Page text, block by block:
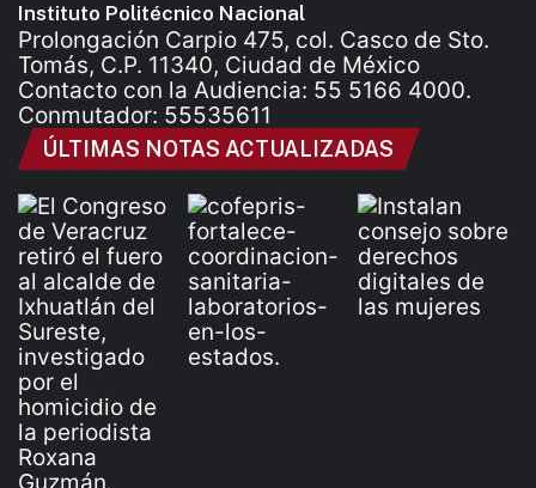
Instituto Politécnico Nacional
Prolongación Carpio 475, col. Casco de Sto.
Tomás, C.P. 11340, Ciudad de México
Contacto con la Audiencia: 55 5166 4000.
Conmutador: 55535611
ÚLTIMAS NOTAS ACTUALIZADAS